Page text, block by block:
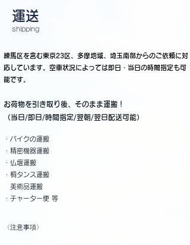
​運送
shipping
練馬区を含む東京23区、多摩地域、埼玉南部からのご依頼に対
応しています。空車状況によっては即日・当日の時間指定も可
能です。
お荷物を引き取り後、そのまま運搬！
（当日/即日/時間指定/翌朝/翌日配送可能）
・バイクの運搬
・精密機器運搬
・仏壇運搬
・桐タンス運搬
美術品運搬
・チャーター便 等
〈注意事項〉